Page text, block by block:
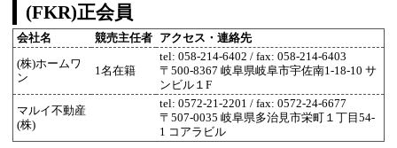
(FKR)正会員
会社名 競売主任者 アクセス・連絡先
(株)ホームワ
ン
1名在籍
tel: 058-214-6402 / fax: 058-214-6403
〒500-8367 岐阜県岐阜市宇佐南1-18-10 サ
ンビル１F
マルイ不動産
(株)
tel: 0572-21-2201 / fax: 0572-24-6677
〒507-0035 岐阜県多治見市栄町１丁目54-
1 コアラビル